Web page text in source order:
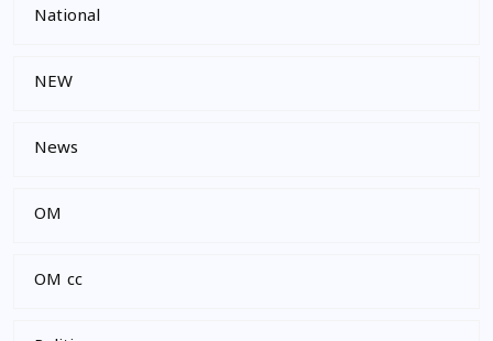
National
NEW
News
OM
OM cc